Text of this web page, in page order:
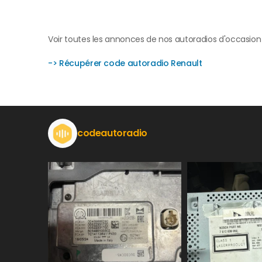
Voir toutes les annonces de nos autoradios
-> Récupérer code autoradio Renault
codeautoradio